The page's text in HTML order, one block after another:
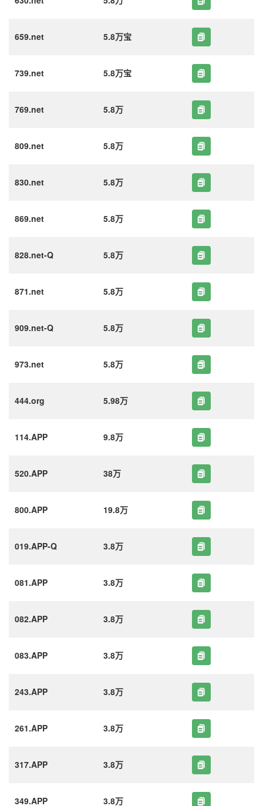
659.net 5.8万宝
739.net 5.8万宝
769.net 5.8万
809.net 5.8万
830.net 5.8万
869.net 5.8万
828.net-Q 5.8万
871.net 5.8万
909.net-Q 5.8万
973.net 5.8万
444.org 5.98万
114.APP 9.8万
520.APP 38万
800.APP 19.8万
019.APP-Q 3.8万
081.APP 3.8万
082.APP 3.8万
083.APP 3.8万
243.APP 3.8万
261.APP 3.8万
317.APP 3.8万
349.APP 3.8万